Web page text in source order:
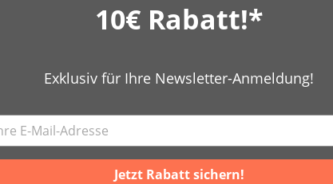
10€ Rabatt!*
Exklusiv für Ihre Newsletter-Anmeldung!
Jetzt Rabatt sichern!